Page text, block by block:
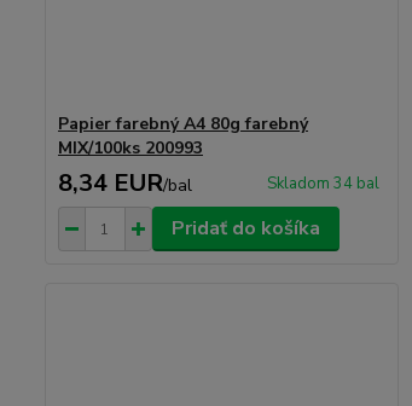
Papier farebný A4 80g farebný
MIX/100ks 200993
8,34 EUR/bal Skladom 34 bal
Pridať do košíka